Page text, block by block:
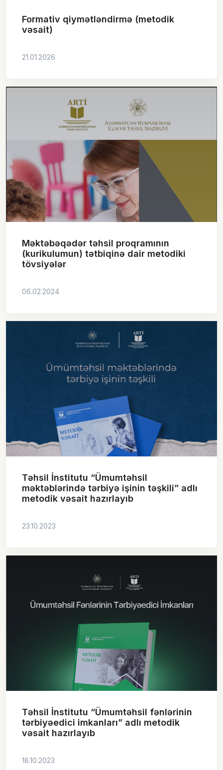
Formativ qiymətləndirmə (metodik
vəsait)
21.01.2026
Məktəbəqədər təhsil proqramının
(kurikulumun) tətbiqinə dair metodiki
tövsiyələr
06.02.2024
Təhsil İnstitutu “Ümumtəhsil
məktəblərində tərbiyə işinin təşkili” adlı
metodik vəsait hazırlayıb
23.10.2023
Təhsil İnstitutu “Ümumtəhsil fənlərinin
tərbiyəedici imkanları” adlı metodik
vəsait hazırlayıb
18.10.2023